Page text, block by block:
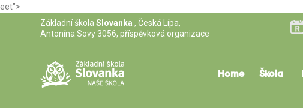
eet">
Základní škola Slovanka , Česká Lípa,
Antonína Sovy 3056, příspěvková organizace
Home Škola